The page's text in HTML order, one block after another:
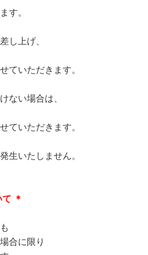
す。
し上げ、
ていただきます。
ない場合は、
ていただきます。
生いたしません。
＊
合に限り